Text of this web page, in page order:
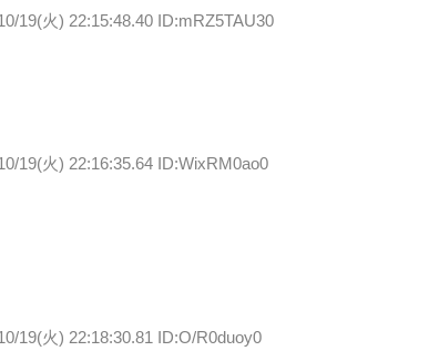
19(火) 22:15:48.40 ID:mRZ5TAU30
19(火) 22:16:35.64 ID:WixRM0ao0
19(火) 22:18:30.81 ID:O/R0duoy0